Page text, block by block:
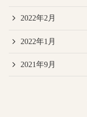
2022年2月
2022年1月
2021年9月